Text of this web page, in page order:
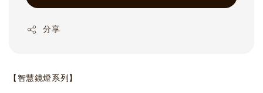
分享
【智慧鏡燈系列】